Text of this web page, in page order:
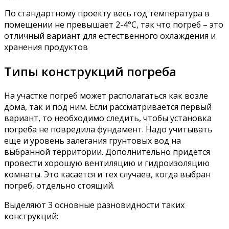
По стандартному проекту весь год температура в
помещении не превышает 2-4°С, так что погреб – это
отличный вариант для естественного охлаждения и
хранения продуктов
Типы конструкций погреба
На участке погреб может располагаться как возле
дома, так и под ним. Если рассматривается первый
вариант, то необходимо следить, чтобы установка
погреба не повредила фундамент. Надо учитывать
еще и уровень залегания грунтовых вод на
выбранной территории. Дополнительно придется
провести хорошую вентиляцию и гидроизоляцию
комнаты. Это касается и тех случаев, когда выбран
погреб, отдельно стоящий.
Выделяют 3 основные разновидности таких
конструкций: